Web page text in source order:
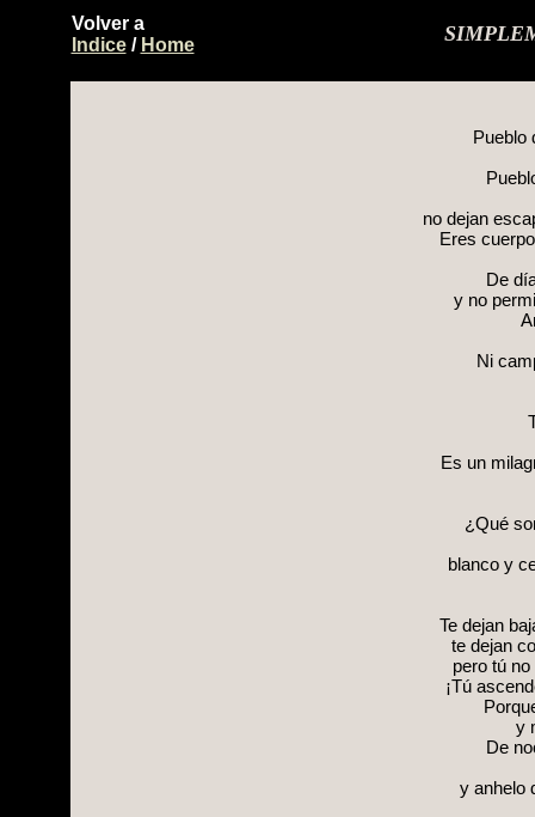
Volver a
Indice/ Home
Pueblo
no dejan
Eres
De
y no
Ni
Es un
¿Qué
blanco y
Te dejan
te dejan
pero tú
¡Tú
y
De
y anhelo